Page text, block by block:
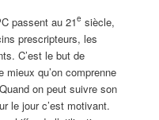
passent au 21e siècle,
prescripteurs, les
C’est le but de
qu’on comprenne
on peut suivre son
le jour c’est motivant.